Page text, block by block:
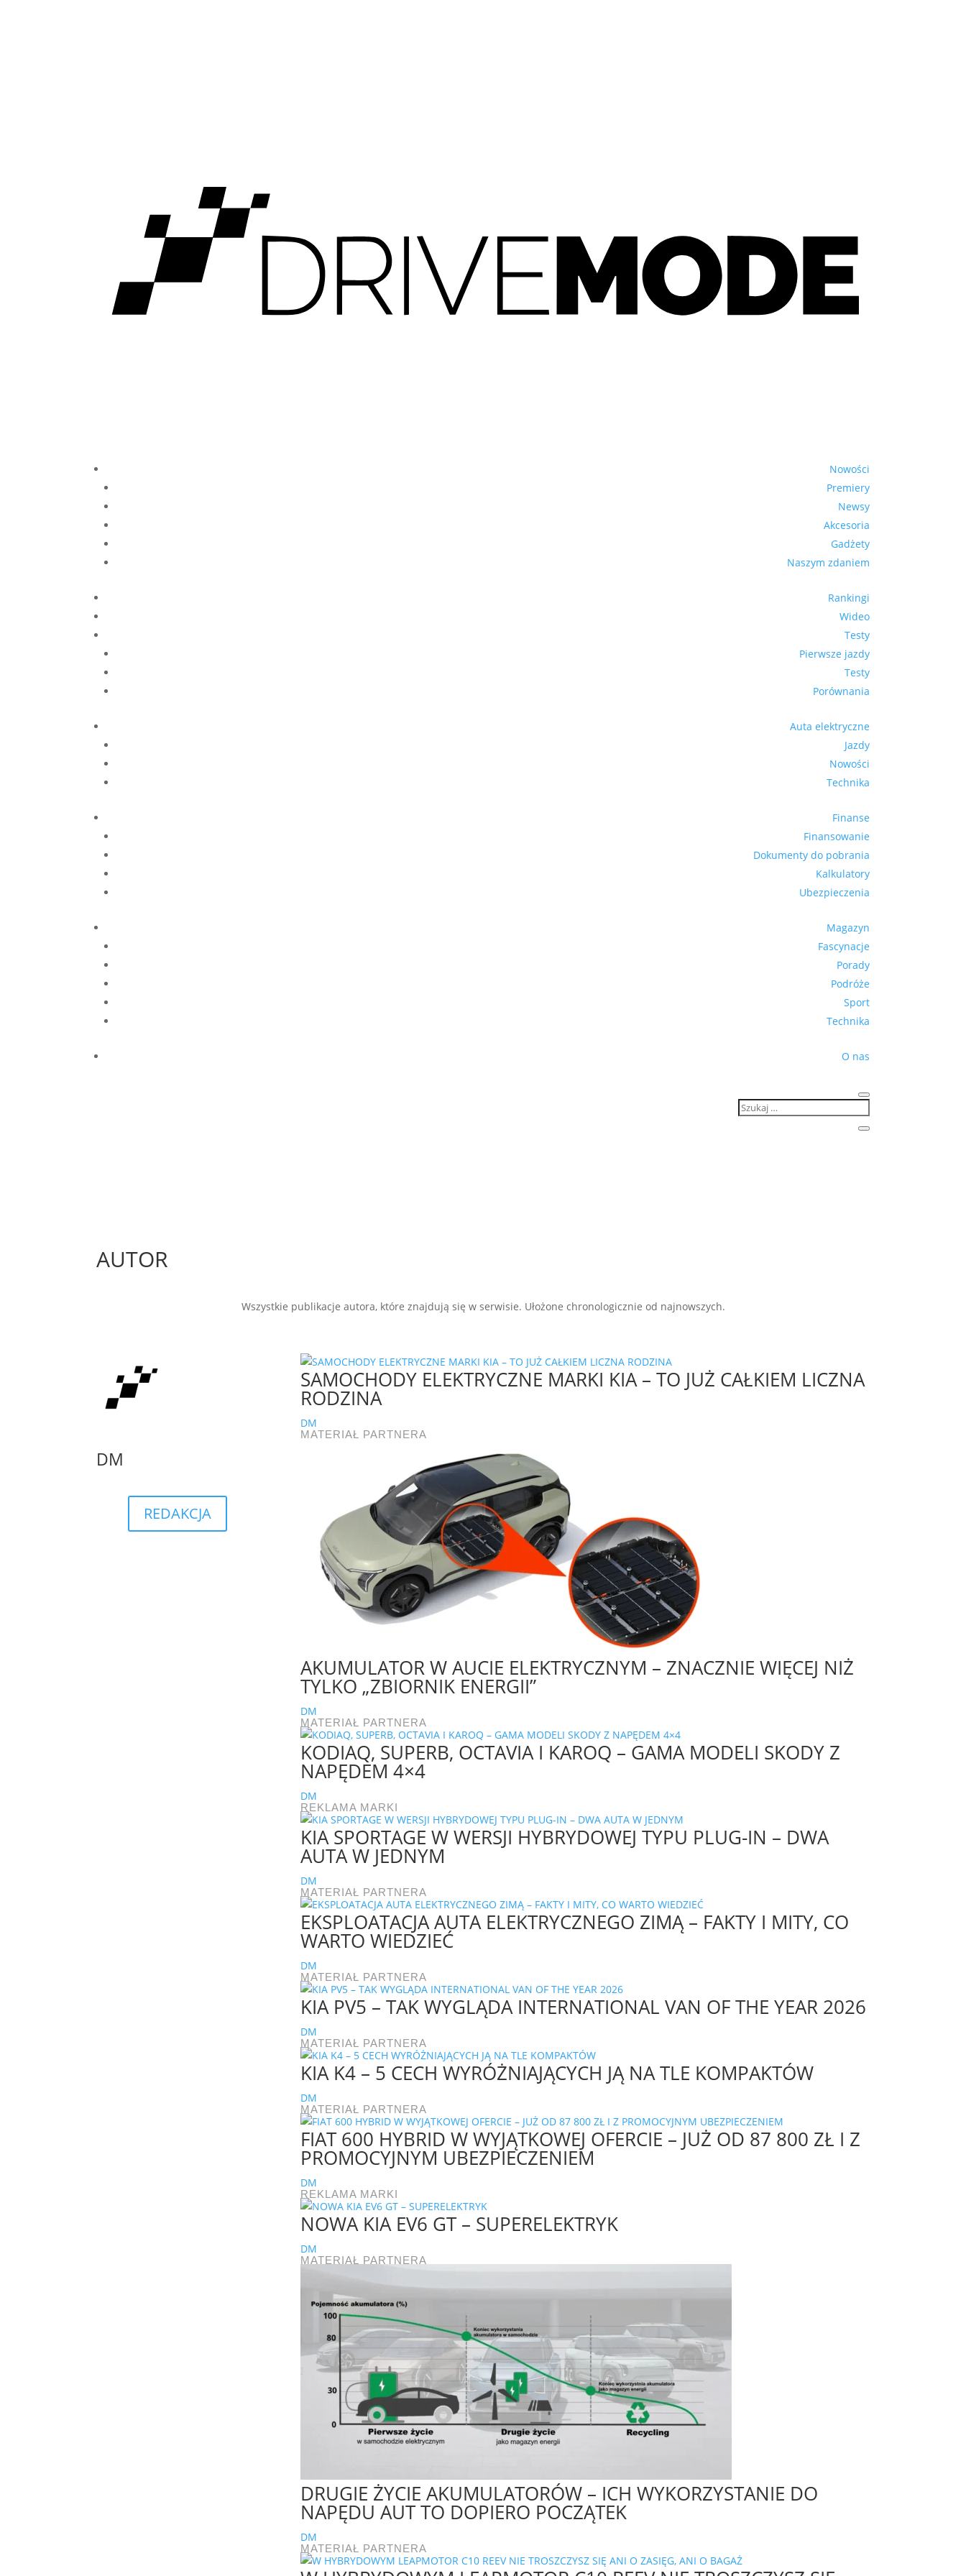
Nowości
Premiery
Newsy
Akcesoria
Gadżety
Naszym zdaniem
Rankingi
Wideo
Testy
Pierwsze jazdy
Testy
Porównania
Auta elektryczne
Jazdy
Nowości
Technika
Finanse
Finansowanie
Dokumenty do pobrania
Kalkulatory
Ubezpieczenia
Magazyn
Fascynacje
Porady
Podróże
Sport
Technika
O nas
AUTOR
Wszystkie publikacje autora, które znajdują się w serwisie. Ułożone chronologicznie od najnowszych.
DM
REDAKCJA
SAMOCHODY ELEKTRYCZNE MARKI KIA – TO JUŻ CAŁKIEM LICZNA
RODZINA
DM
MATERIAŁ PARTNERA
AKUMULATOR W AUCIE ELEKTRYCZNYM – ZNACZNIE WIĘCEJ NIŻ
TYLKO „ZBIORNIK ENERGII”
DM
MATERIAŁ PARTNERA
KODIAQ, SUPERB, OCTAVIA I KAROQ – GAMA MODELI SKODY Z
NAPĘDEM 4×4
DM
REKLAMA MARKI
KIA SPORTAGE W WERSJI HYBRYDOWEJ TYPU PLUG-IN – DWA
AUTA W JEDNYM
DM
MATERIAŁ PARTNERA
EKSPLOATACJA AUTA ELEKTRYCZNEGO ZIMĄ – FAKTY I MITY, CO
WARTO WIEDZIEĆ
DM
MATERIAŁ PARTNERA
KIA PV5 – TAK WYGLĄDA INTERNATIONAL VAN OF THE YEAR 2026
DM
MATERIAŁ PARTNERA
KIA K4 – 5 CECH WYRÓŻNIAJĄCYCH JĄ NA TLE KOMPAKTÓW
DM
MATERIAŁ PARTNERA
FIAT 600 HYBRID W WYJĄTKOWEJ OFERCIE – JUŻ OD 87 800 ZŁ I Z
PROMOCYJNYM UBEZPIECZENIEM
DM
REKLAMA MARKI
NOWA KIA EV6 GT – SUPERELEKTRYK
DM
MATERIAŁ PARTNERA
DRUGIE ŻYCIE AKUMULATORÓW – ICH WYKORZYSTANIE DO
NAPĘDU AUT TO DOPIERO POCZĄTEK
DM
MATERIAŁ PARTNERA